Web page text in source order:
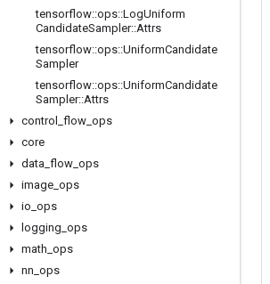
tensorflow::ops::LogUniform
CandidateSampler::Attrs
tensorflow::ops::UniformCandidate
Sampler
tensorflow::ops::UniformCandidate
Sampler::Attrs
control
flow ops
core
data flow ops
image ops
io ops
logging ops
math ops
nn ops